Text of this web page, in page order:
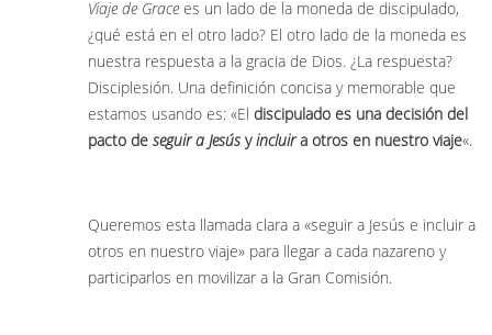
Viaje de Grace es un lado de la moneda de discipulado,
¿qué está en el otro lado? El otro lado de la moneda es
nuestra respuesta a la gracia de Dios. ¿La respuesta?
Disciplesión. Una definición concisa y memorable que
estamos usando es: «El discipulado es una decisión del
pacto de seguir a Jesús yincluira otros en nuestro viaje«.
Queremos esta llamada clara a «seguir a Jesús e incluir a
otros en nuestro viaje» para llegar a cada nazareno y
participarlos en movilizar a la Gran Comisión.